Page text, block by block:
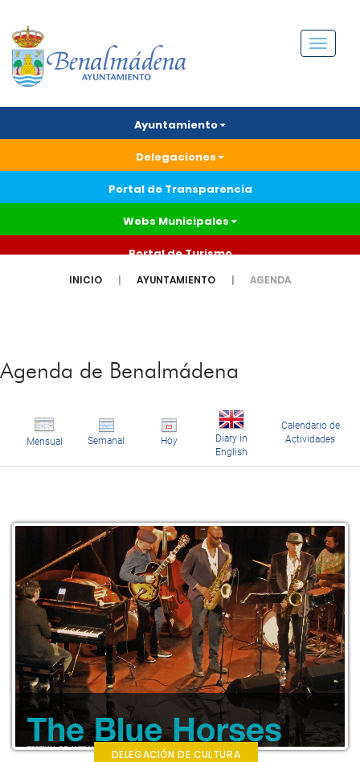
Menú
Ayuntamiento
Delegaciones
Portal de Transparencia
Webs Municipales
Portal de Turismo
INICIO AYUNTAMIENTO AGENDA
Agenda de Benalmádena
Mensual Semanal Hoy
Diary in
English
Calendario de
Actividades
DELEGACIÓN DE CULTURA